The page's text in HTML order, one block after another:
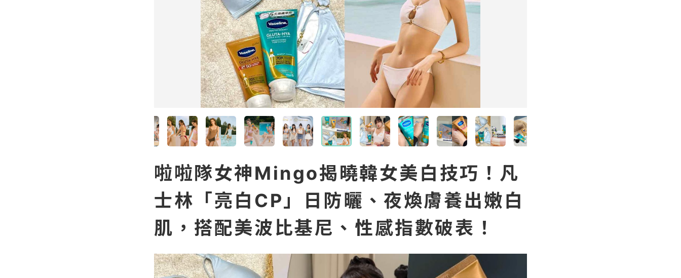
啦啦隊女神Mingo揭曉韓女美白技巧！凡
士林「亮白CP」日防曬、夜煥膚養出嫩白
肌，搭配美波比基尼、性感指數破表！